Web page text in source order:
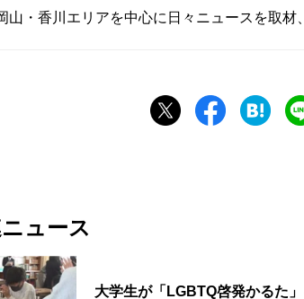
山・香川エリアを中心に日々ニュースを取材
ュース
大学生が「LGBTQ啓発かるた